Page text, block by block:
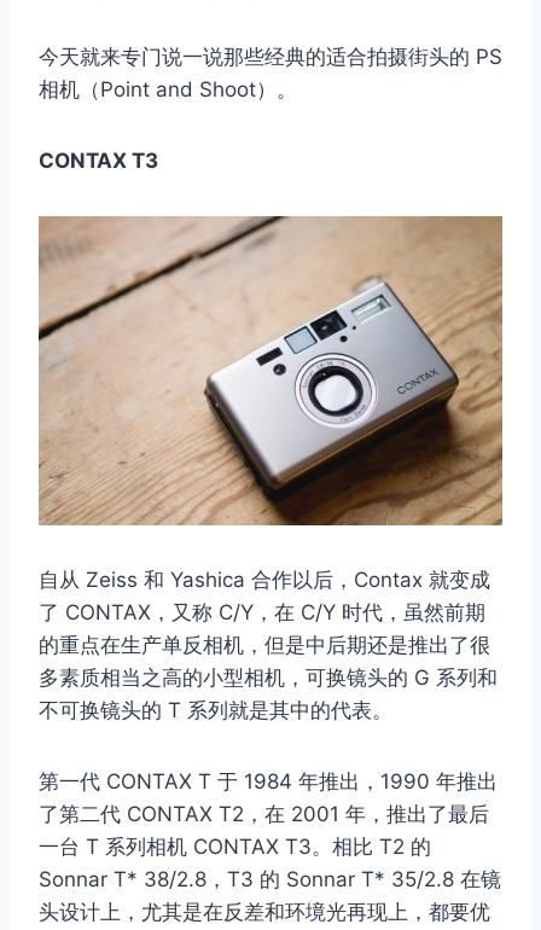
今天就来专门说一说那些经典的适合拍摄街头的 PS
相机（Point and Shoot）。
CONTAX T3
自从 Zeiss 和 Yashica 合作以后，Contax 就变成
了 CONTAX，又称 C/Y，在 C/Y 时代，虽然前期
的重点在生产单反相机，但是中后期还是推出了很
多素质相当之高的小型相机，可换镜头的 G 系列和
不可换镜头的 T 系列就是其中的代表。
第一代 CONTAX T 于 1984 年推出，1990 年推出
了第二代 CONTAX T2，在 2001 年，推出了最后
一台 T 系列相机 CONTAX T3。相比 T2 的
Sonnar T* 38/2.8，T3 的 Sonnar T* 35/2.8 在镜
头设计上，尤其是在反差和环境光再现上，都要优